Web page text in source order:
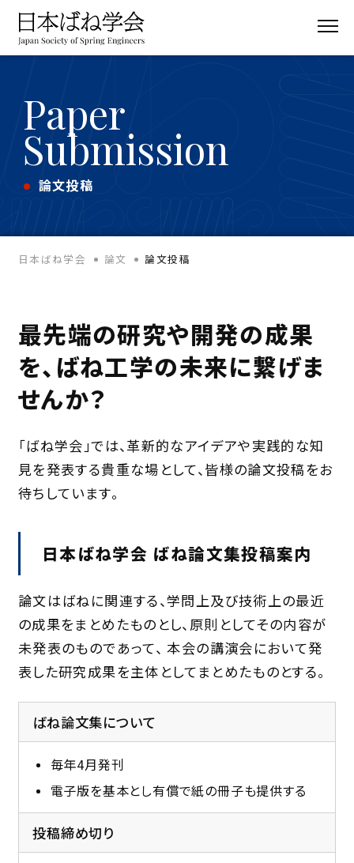
Paper
Submission
論文投稿
日本ばね学会 論文 論文投稿
最先端の研究や開発の成果
を、 ばね工学の未来に繋げま
せんか？
「ばね学会」では、革新的なアイデアや実践的な知
見を発表する貴重な場として、皆様の論文投稿をお
待ちしています。
日本ばね学会 ばね論文集投稿案内
論文はばねに関連する、学問上及び技術上の最近
の成果をまとめたものとし、原則としてその内容が
未発表のものであって、 本会の講演会において発
表した研究成果を主体としてまとめたものとする。
ばね論文集について
毎年4月発刊
電子版を基本とし有償で紙の冊子も提供する
投稿締め切り